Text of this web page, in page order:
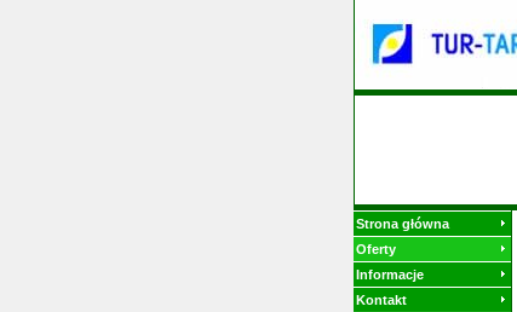
Strona główna
Oferty
Informacje
Kontakt